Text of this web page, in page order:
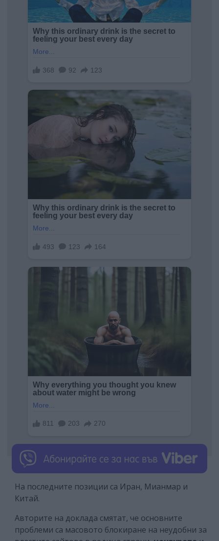
На последните позиции са Иран, Мианмар и
Китай.
Авторите на доклада смятат, че основните
проблеми са масовото блокиране на неудобни за